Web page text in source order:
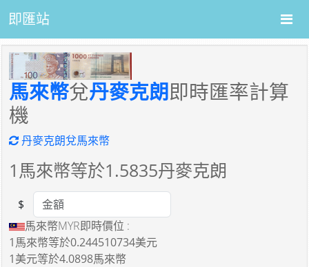
即匯站
馬來幣兌丹麥克朗即時匯率計算
機
丹麥克朗兌馬來幣
1 馬來幣等於1.5835丹麥克朗
Amount
$
馬來幣MYR即時價位 :
1馬來幣等於0.244510734美元
1美元等於4.0898馬來幣